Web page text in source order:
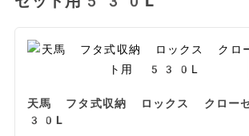
天馬 フタ式収納 ロックス クロー
30L